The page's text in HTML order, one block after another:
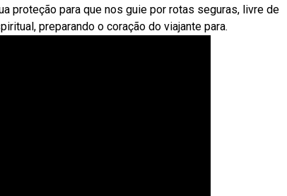
proteção para que nos guie por rotas seguras, livre de
preparando o coração do viajante para.